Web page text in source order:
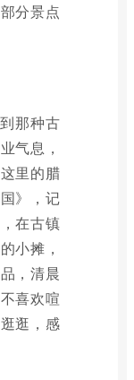
分景点
那种古
气息，
里的腊
》，记
在古镇
小摊，
，清晨
喜欢喧
逛，感